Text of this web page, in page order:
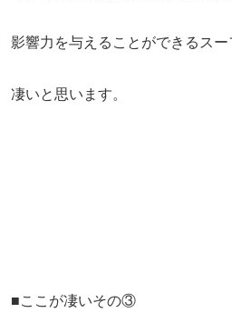
影響力を与えることができるスー
凄いと思います。
■ここが凄いその③